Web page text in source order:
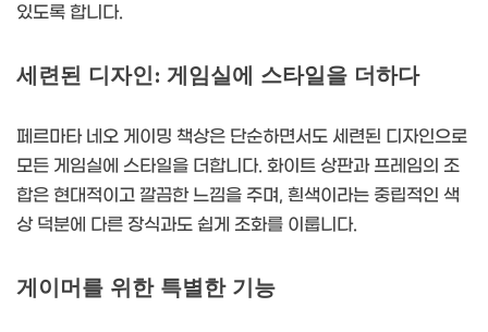
있도록 합니다.
세련된 디자인: 게임실에 스타일을 더하다
페르마타 네오 게이밍 책상은 단순하면서도 세련된 디자인으로
모든 게임실에 스타일을 더합니다. 화이트 상판과 프레임의 조
합은 현대적이고 깔끔한 느낌을 주며, 흰색이라는 중립적인 색
상 덕분에 다른 장식과도 쉽게 조화를 이룹니다.
게이머를 위한 특별한 기능